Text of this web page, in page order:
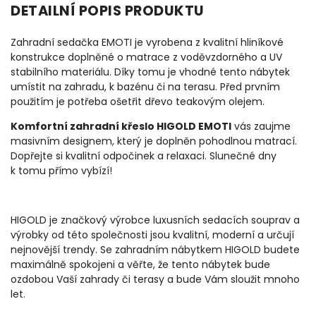
DETAILNÍ POPIS PRODUKTU
Zahradní sedačka EMOTI je vyrobena z kvalitní hliníkové
konstrukce doplněné o matrace z voděvzdorného a UV
stabilního materiálu. Díky tomu je vhodné tento nábytek
umístit na zahradu, k bazénu či na terasu. Před prvním
použitím je potřeba ošetřit dřevo teakovým olejem.
Komfortní zahradní křeslo HIGOLD EMOTI vás zaujme
masivním designem, který je doplněn pohodlnou matrací.
Dopřejte si kvalitní odpočinek a relaxaci. Slunečné dny
k tomu přímo vybízí!
HIGOLD je značkový výrobce luxusních sedacích souprav a
výrobky od této společnosti jsou kvalitní, moderní a určují
nejnovější trendy. Se zahradním nábytkem HIGOLD budete
maximálně spokojeni a věřte, že tento nábytek bude
ozdobou Vaší zahrady či terasy a bude Vám sloužit mnoho
let.